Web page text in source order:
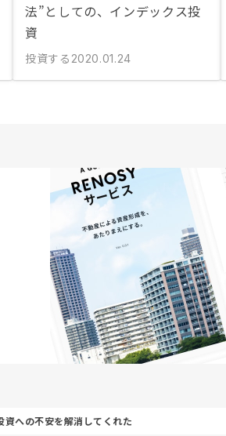
法”としての、インデックス投
資
投資する 2020.01.24
資への不安を解消してくれた